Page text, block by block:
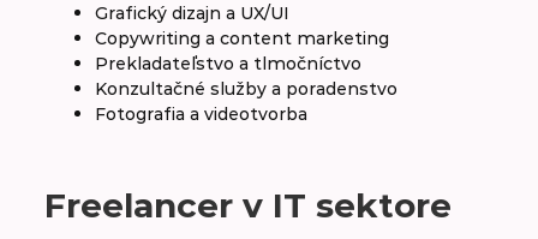
Grafický dizajn a UX/UI
Copywriting a content marketing
Prekladateľstvo a tlmočníctvo
Konzultačné služby a poradenstvo
Fotografia a videotvorba
Freelancer v IT sektore